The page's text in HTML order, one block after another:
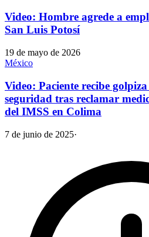
Video: Hombre agrede a
San Luis Potosí
19 de mayo de 2026
México
Video: Paciente recibe
seguridad tras reclamar
del IMSS en Colima
7 de junio de 2025·